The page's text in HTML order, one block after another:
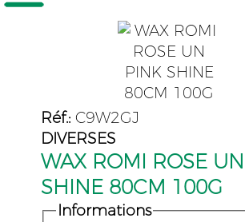
Réf.: C9W2GJ
DIVERSES
WAX ROMI ROSE
SHINE 80CM 100G
Informations